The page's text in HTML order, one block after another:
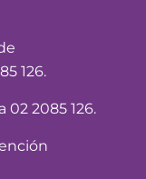
126.
2085 126.